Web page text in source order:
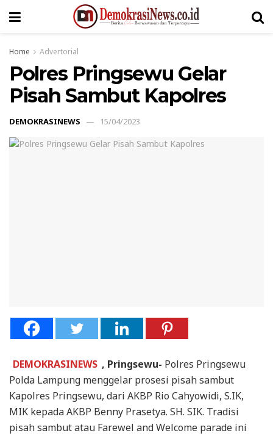
Home Advertorial
Polres Pringsewu Gelar
Pisah Sambut Kapolres
DEMOKRASINEWS 15/04/2023
DEMOKRASINEWS , Pringsewu- Polres Pringsewu
Polda Lampung menggelar prosesi pisah sambut
Kapolres Pringsewu, dari AKBP Rio Cahyowidi, S.IK,
MIK kepada AKBP Benny Prasetya. SH. SIK. Tradisi
pisah sambut atau Farewel and Welcome parade ini